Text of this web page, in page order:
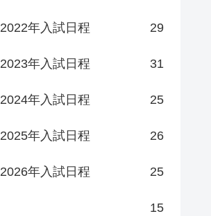
年入試日程 29
年入試日程 31
年入試日程 25
年入試日程 26
年入試日程 25
15